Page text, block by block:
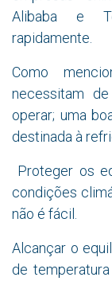
Alibaba e
rapidamente.
Como
necessitam
operar; uma
destinada à
Proteger os
condições
não é fácil.
Alcançar o
de